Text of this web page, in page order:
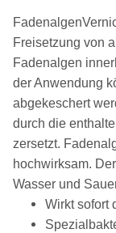
Freisetzung von
Fadenalgen
der Anwendung
abgekeschert
durch die
zersetzt.
hochwirksam.
Wasser und
Wirkt sofort